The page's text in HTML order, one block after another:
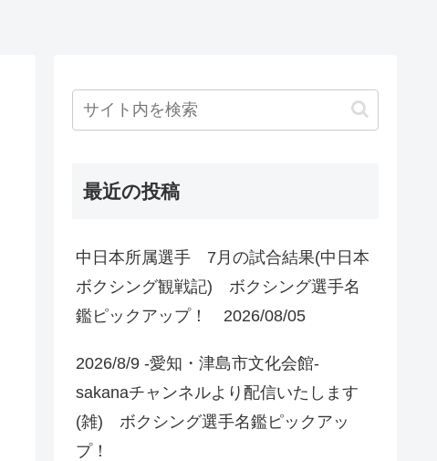
最近の投稿
中日本所属選手 7月の試合結果(中日本
ボクシング観戦記) ボクシング選手名
鑑ピックアップ！ 2026/08/05
2026/8/9 -愛知・津島市文化会館-
sakanaチャンネルより配信いたします
(雑) ボクシング選手名鑑ピックアッ
プ！